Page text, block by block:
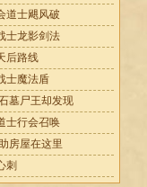
道士飓风破
士龙影剑法
后路线
士魔法盾
墓尸王却发现
士行会召唤
房屋在这里
刺